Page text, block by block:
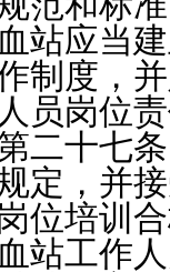
应当建
制度，
员岗位
十七条
定，并
位培训
工作人